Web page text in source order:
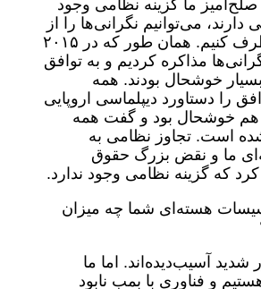
ما گزینه نظامی وجود
دارند، می‌توانیم نگرانی‌ها را از
راه مذاکره برطرف کنیم. همان طور که در ۲۰۱۵
مذاکره کردیم و به توافق
خوشحال بودند. همه
را دستاورد دیپلماسی اروپایی
هم خوشحال بود و گفت همه
است. تجاوز نظامی به
ما و نقض بزرگ حقوق
کرد که گزینه نظامی وجود ندارد.
هسته‌ای شما چه میزان
آسیب‌دیده‌اند. اما ما
و فناوری با بمب نابود